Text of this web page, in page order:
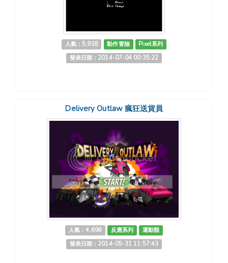
人氣：5,918 動作冒險
Pixel系列
發表日期：2014-07-04 00:35:22
Delivery Outlaw 瘋狂送貨員
人氣：4,698 反應系列
運動類
發表日期：2014-05-31 11:57:43